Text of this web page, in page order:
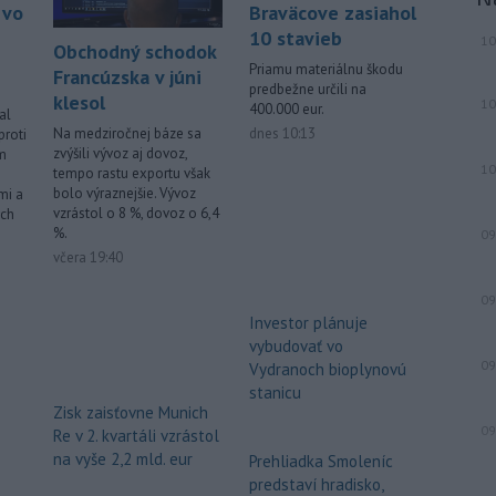
a
Obchodný schodok
Francúzska v júni
klesol
Na medziročnej báze sa
zvýšili vývoz aj dovoz,
tempo rastu exportu však
bolo výraznejšie. Vývoz
vzrástol o 8 %, dovoz o 6,4
%.
včera 19:40
Zisk zaisťovne Munich
Re v 2. kvartáli vzrástol
na vyše 2,2 mld. eur
Braväcove zasiahol
10 stavieb
Priamu materiálnu škodu
predbežne určili na
400.000 eur.
dnes 10:13
Investor plánuje
vybudovať vo
Vydranoch bioplynovú
stanicu
Prehliadka Smoleníc
predstaví hradisko,